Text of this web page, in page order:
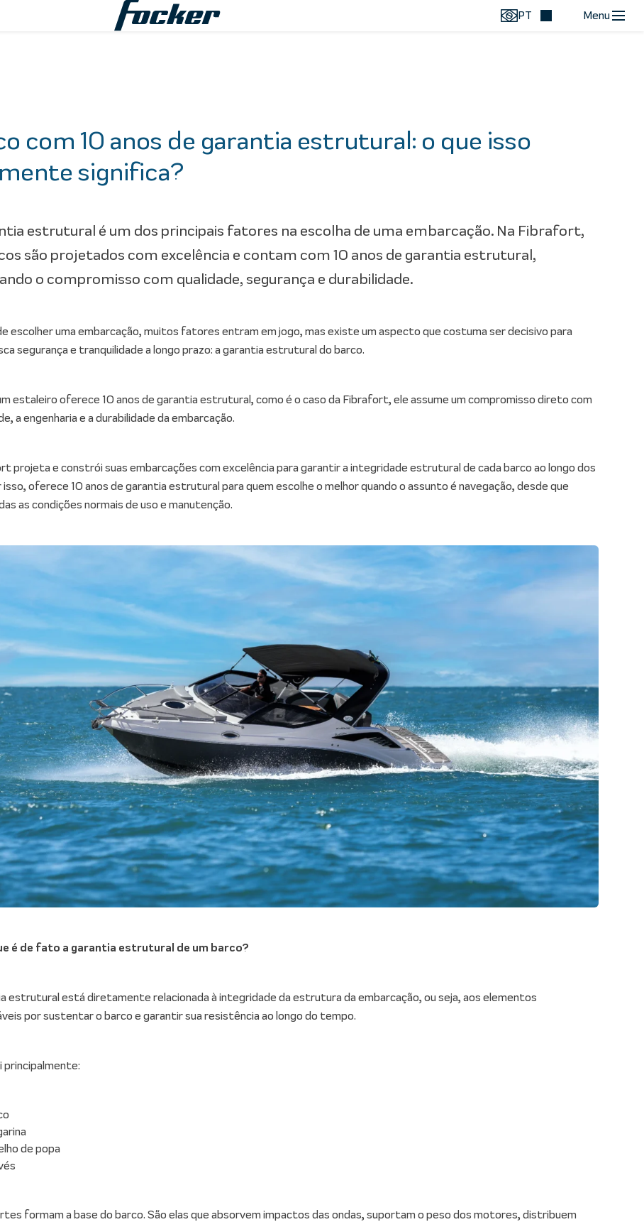
PT Menu
com 10 anos de garantia estrutural: o que isso
significa?
estrutural é um dos principais fatores na escolha de uma embarcação. Na Fibrafort,
são projetados com excelência e contam com 10 anos de garantia estrutural,
o compromisso com qualidade, segurança e durabilidade.
escolher uma embarcação, muitos fatores entram em jogo, mas existe um aspecto que costuma ser decisivo para
segurança e tranquilidade a longo prazo: a garantia estrutural do barco.
estaleiro oferece 10 anos de garantia estrutural, como é o caso da Fibrafort, ele assume um compromisso direto com
a engenharia e a durabilidade da embarcação.
projeta e constrói suas embarcações com excelência para garantir a integridade estrutural de cada barco ao longo dos
isso, oferece 10 anos de garantia estrutural para quem escolhe o melhor quando o assunto é navegação, desde que
as condições normais de uso e manutenção.
é de fato a garantia estrutural de um barco?
estrutural está diretamente relacionada à integridade da estrutura da embarcação, ou seja, aos elementos
por sustentar o barco e garantir sua resistência ao longo do tempo.
principalmente:
de popa
formam a base do barco. São elas que absorvem impactos das ondas, suportam o peso dos motores, distribuem